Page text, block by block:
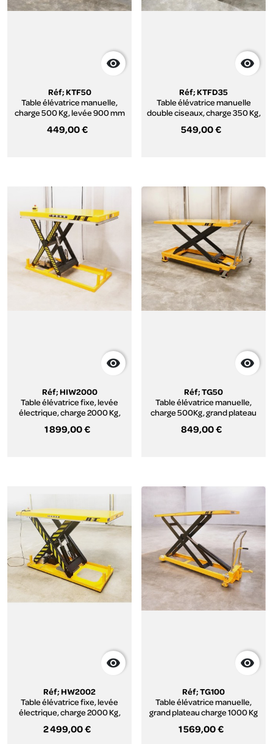

Réf; KTF50
Table élévatrice manuelle,
charge 500 Kg, levée 900 mm
449,00 €

Réf; KTFD35
Table élévatrice manuelle
double ciseaux, charge 350 Kg,
549,00 €

Réf; HIW2000
Table élévatrice fixe, levée
électrique, charge 2000 Kg,
800 mm, série HIW.
1 899,00 €

Réf; TG50
Table élévatrice manuelle,
charge 500Kg, grand plateau
849,00 €

Réf; HW2002
Table élévatrice fixe, levée
électrique, charge 2000 Kg,
HW.
2 499,00 €

Réf; TG100
Table élévatrice manuelle,
grand plateau charge 1000 Kg
1 569,00 €